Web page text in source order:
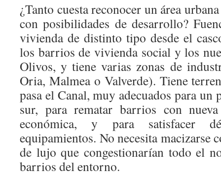
¿Tanto cuesta reconocer un área
con posibilidades de desarrollo?
vivienda de distinto tipo desde el
los barrios de vivienda social y los
Olivos, y tiene varias zonas de
Oria, Malmea o Valverde). Tiene
pasa el Canal, muy adecuados para un
sur, para rematar barrios con
económica, y para satisfacer
equipamientos. No necesita macizarse
de lujo que congestionarían todo el
barrios del entorno.